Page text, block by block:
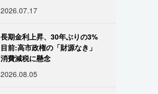
2026.07.17
長期金利上昇、30年ぶりの3%
目前:高市政権の「財源なき」
消費減税に懸念
2026.08.05